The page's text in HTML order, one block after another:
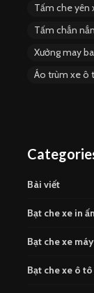
Tấm che yên
Tấm chắn
Xưởng may
Áo trùm xe ô
Bài viết
Bạt che xe in ấn
Bạt che xe máy
Bạt che xe ô tô